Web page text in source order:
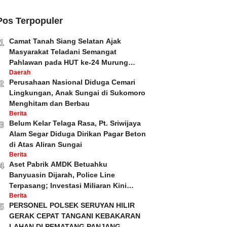
Terpopuler
Camat Tanah Siang Selatan Ajak
Masyarakat Teladani Semangat
Pahlawan pada HUT ke-24 Murung
Raya dan HUT ke-81 Kemerdekaan RI
Daerah
Perusahaan Nasional Diduga Cemari
Lingkungan, Anak Sungai di Sukomoro
Menghitam dan Berbau
Berita
Belum Kelar Telaga Rasa, Pt. Sriwijaya
Alam Segar Diduga Dirikan Pagar Beton
di Atas Aliran Sungai
Berita
Aset Pabrik AMDK Betuahku
Banyuasin Dijarah, Police Line
Terpasang; Investasi Miliaran Kini
Dipertanyakan
Berita
PERSONEL POLSEK SERUYAN HILIR
GERAK CEPAT TANGANI KEBAKARAN